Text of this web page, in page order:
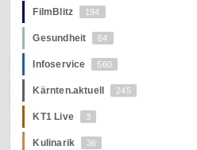
FilmBlitz 194
Gesundheit 64
Infoservice 560
Kärnten.aktuell 245
KT1 Live 3
Kulinarik 36